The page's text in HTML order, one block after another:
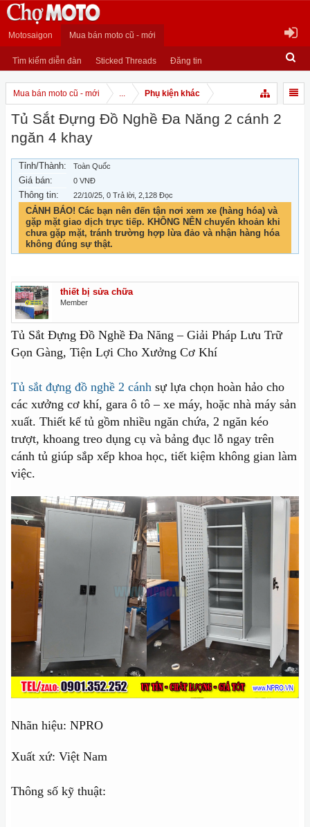
Motosaigon Mua bán moto cũ - mới
Tìm kiếm diễn đàn Sticked Threads Đăng tin
Mua bán moto cũ - mới ... Phụ kiện khác
Tủ Sắt Đựng Đồ Nghề Đa Năng 2 cánh 2
ngăn 4 khay
Tỉnh/Thành: Toàn Quốc
Giá bán: 0 VNĐ
Thông tin: 22/10/25 , 0 Trả lời, 2,128 Đọc
CẢNH BÁO! Các bạn nên đến tận nơi xem xe (hàng hóa) và
gặp mặt giao dịch trực tiếp. KHÔNG NÊN chuyển khoản khi
chưa gặp mặt, tránh trường hợp lừa đảo và nhận hàng hóa
không đúng sự thật.
thiết bị sửa chữa
Member
Tủ Sắt Đựng Đồ Nghề Đa Năng – Giải Pháp Lưu Trữ
Gọn Gàng, Tiện Lợi Cho Xưởng Cơ Khí
Tủ sắt đựng đồ nghề 2 cánh sự lựa chọn hoàn hảo cho
các xưởng cơ khí, gara ô tô – xe máy, hoặc nhà máy sản
xuất. Thiết kế tủ gồm nhiều ngăn chứa, 2 ngăn kéo
trượt, khoang treo dụng cụ và bảng đục lỗ ngay trên
cánh tủ giúp sắp xếp khoa học, tiết kiệm không gian làm
việc.
Nhãn hiệu: NPRO
Xuất xứ: Việt Nam
Thông số kỹ thuật: